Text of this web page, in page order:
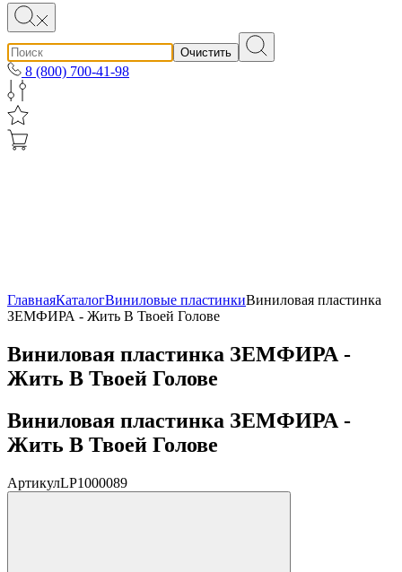
Очистить
8 (800) 700-41-98
ГлавнаяКаталогВиниловые пластинкиВиниловая пластинка
ЗЕМФИРА - Жить В Твоей Голове
Виниловая пластинка ЗЕМФИРА -
Жить В Твоей Голове
Виниловая пластинка ЗЕМФИРА -
Жить В Твоей Голове
АртикулLP1000089